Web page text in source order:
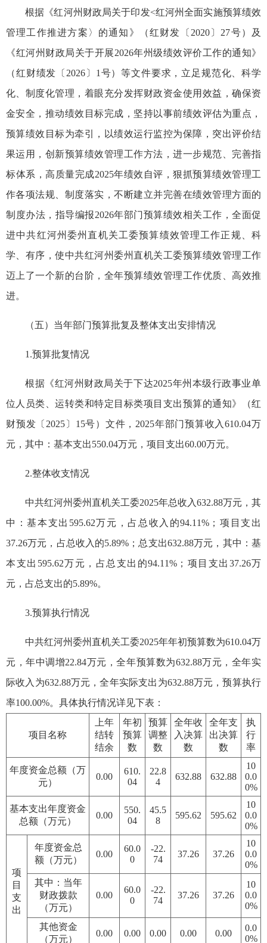
根据《红河州财政局关于印发<红河州全面实施预算绩效
管理工作推进方案〉的通知》（红财发〔2020〕27号）及
《红河州财政局关于开展2026年州级绩效评价工作的通知》
（红财绩发〔2026〕1号）等文件要求，立足规范化、科学
化、制度化管理，着眼充分发挥财政资金使用效益，确保资
金安全，推动绩效目标完成，坚持以事前绩效评估为重点，
预算绩效目标为牵引，以绩效运行监控为保障，突出评价结
果运用，创新预算绩效管理工作方法，进一步规范、完善指
标体系，高质量完成2025年绩效自评，狠抓预算绩效管理工
作各项法规、制度落实，不断建立并完善在绩效管理方面的
制度办法，指导编报2026年部门预算绩效相关工作，全面促
进中共红河州委州直机关工委预算绩效管理工作正规、科
学、有序，使中共红河州委州直机关工委预算绩效管理工作
迈上了一个新的台阶，全年预算绩效管理工作优质、高效推
进。
（五）当年部门预算批复及整体支出安排情况
1.预算批复情况
根据《红河州财政局关于下达2025年州本级行政事业单
位人员类、运转类和特定目标类项目支出预算的通知》（红
财预发〔2025〕15号）文件，2025年部门预算收入610.04万
元，其中：基本支出550.04万元，项目支出60.00万元。
2.整体收支情况
中共红河州委州直机关工委2025年总收入632.88万元，其
中：基本支出595.62万元，占总收入的94.11%；项目支出
37.26万元，占总收入的5.89%；总支出632.88万元，其中：基
本支出595.62万元，占总支出的94.11%；项目支出37.26万
元，占总支出的5.89%。
3.预算执行情况
中共红河州委州直机关工委2025年年初预算数为610.04万
元，年中调增22.84万元，全年预算数为632.88万元，全年实
际收入为632.88万元，全年实际支出为632.88万元，预算执行
率100.00%。具体执行情况详见下表：
项目名称
上年
结转
结余
年初
预算
数
预算
调整
数
全年收
入决算
数
全年支
出决算
数
执
行
率
年度资金总额（万
元）
0.00
610.
04
22.8
4
632.88 632.88
10
0.0
0%
基本支出年度资金
总额（万元）
0.00
550.
04
45.5
8
595.62 595.62
10
0.0
0%
项
目
支
出
年度资金总
额（万元）
0.00
60.0
0
-22.
74
37.26 37.26
10
0.0
0%
其中：当年
财政拨款
（万元）
0.00
60.0
0
-22.
74
37.26 37.26
10
0.0
0%
其他资金
（万元）
0.00 0.00 0.00 0.00 0.00
0.0
0%